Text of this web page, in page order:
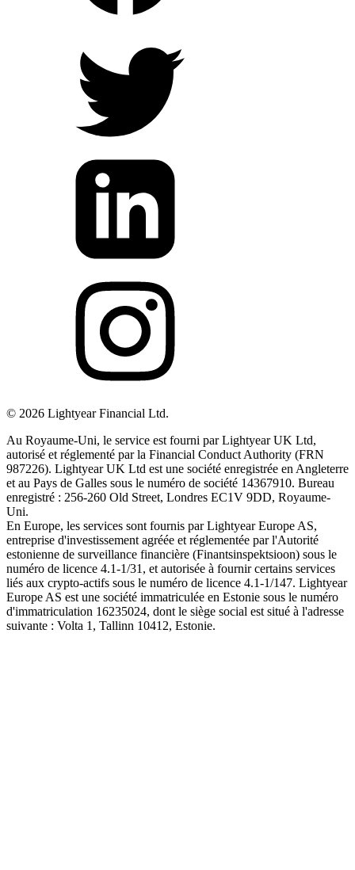
© 2026 Lightyear Financial Ltd.
Au Royaume-Uni, le service est fourni par Lightyear UK Ltd,
autorisé et réglementé par la Financial Conduct Authority (FRN
987226). Lightyear UK Ltd est une société enregistrée en Angleterre
et au Pays de Galles sous le numéro de société 14367910. Bureau
enregistré : 256-260 Old Street, Londres EC1V 9DD, Royaume-
Uni.
En Europe, les services sont fournis par Lightyear Europe AS,
entreprise d'investissement agréée et réglementée par l'Autorité
estonienne de surveillance financière (Finantsinspektsioon) sous le
numéro de licence 4.1-1/31, et autorisée à fournir certains services
liés aux crypto-actifs sous le numéro de licence 4.1-1/147. Lightyear
Europe AS est une société immatriculée en Estonie sous le numéro
d'immatriculation 16235024, dont le siège social est situé à l'adresse
suivante : Volta 1, Tallinn 10412, Estonie.